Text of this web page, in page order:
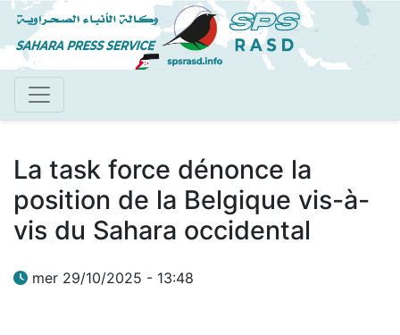
Aller
au
contenu
La task force dénonce la
position de la Belgique vis-à-
vis du Sahara occidental
mer 29/10/2025 - 13:48